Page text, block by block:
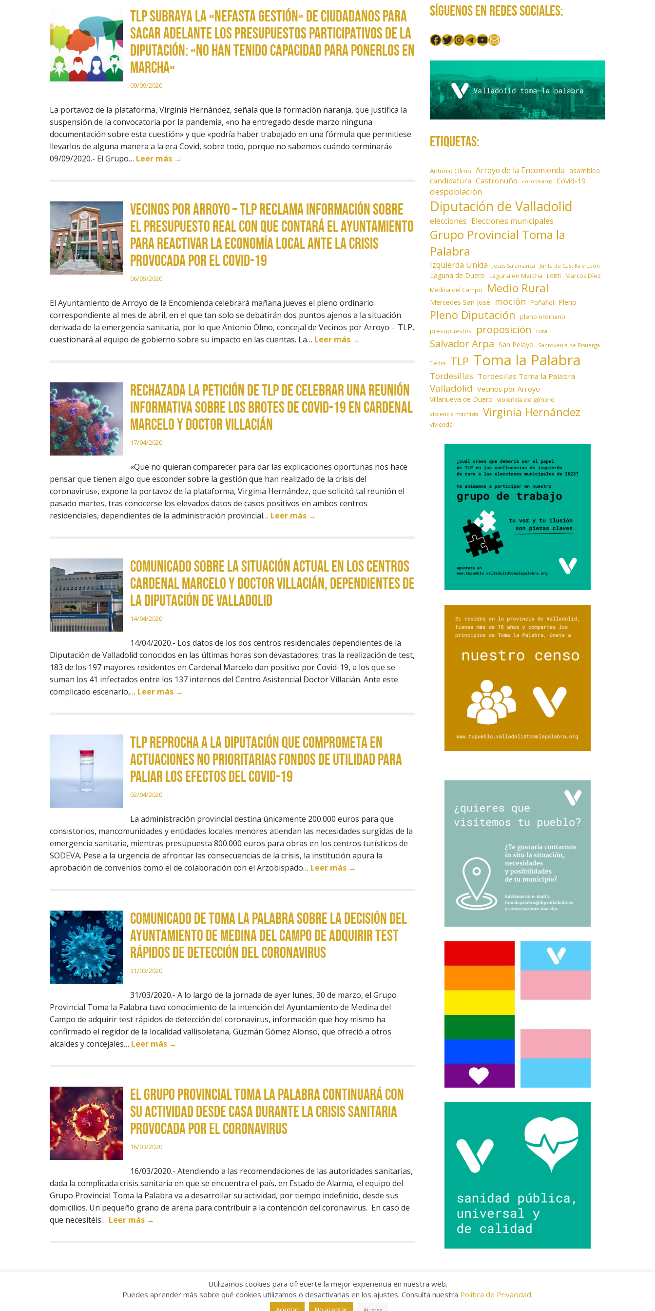
TLP subraya la «nefasta gestión» de Ciudadanos para
sacar adelante los presupuestos participativos de la
Diputación: «No han tenido capacidad para ponerlos en
marcha»
09/09/2020
La portavoz de la plataforma, Virginia Hernández, señala que la formación naranja, que justifica la
suspensión de la convocatoria por la pandemia, «no ha entregado desde marzo ninguna
documentación sobre esta cuestión» y que «podría haber trabajado en una fórmula que permitiese
llevarlos de alguna manera a la era Covid, sobre todo, porque no sabemos cuándo terminará»
09/09/2020.- El Grupo… Leer más →
Vecinos por Arroyo – TLP reclama información sobre
el presupuesto real con que contará el ayuntamiento
para reactivar la economía local ante la crisis
provocada por el Covid-19
06/05/2020
El Ayuntamiento de Arroyo de la Encomienda celebrará mañana jueves el pleno ordinario
correspondiente al mes de abril, en el que tan solo se debatirán dos puntos ajenos a la situación
derivada de la emergencia sanitaria, por lo que Antonio Olmo, concejal de Vecinos por Arroyo – TLP,
cuestionará al equipo de gobierno sobre su impacto en las cuentas. La… Leer más →
Rechazada la petición de TLP de celebrar una reunión
informativa sobre los brotes de Covid-19 en Cardenal
Marcelo y Doctor Villacián
17/04/2020
«Que no quieran comparecer para dar las explicaciones oportunas nos hace
pensar que tienen algo que esconder sobre la gestión que han realizado de la crisis del
coronavirus», expone la portavoz de la plataforma, Virginia Hernández, que solicitó tal reunión el
pasado martes, tras conocerse los elevados datos de casos positivos en ambos centros
residenciales, dependientes de la administración provincial… Leer más →
Comunicado sobre la situación actual en los centros
Cardenal Marcelo y Doctor Villacián, dependientes de
la Diputación de Valladolid
14/04/2020
14/04/2020.- Los datos de los dos centros residenciales dependientes de la
Diputación de Valladolid conocidos en las últimas horas son devastadores: tras la realización de test,
183 de los 197 mayores residentes en Cardenal Marcelo dan positivo por Covid-19, a los que se
suman los 41 infectados entre los 137 internos del Centro Asistencial Doctor Villacián. Ante este
complicado escenario,… Leer más →
TLP reprocha a la Diputación que comprometa en
actuaciones no prioritarias fondos de utilidad para
paliar los efectos del Covid-19
02/04/2020
La administración provincial destina únicamente 200.000 euros para que
consistorios, mancomunidades y entidades locales menores atiendan las necesidades surgidas de la
emergencia sanitaria, mientras presupuesta 800.000 euros para obras en los centros turísticos de
SODEVA. Pese a la urgencia de afrontar las consecuencias de la crisis, la institución apura la
aprobación de convenios como el de colaboración con el Arzobispado… Leer más →
Comunicado de Toma la Palabra sobre la decisión del
Ayuntamiento de Medina del Campo de adquirir test
rápidos de detección del coronavirus
31/03/2020
31/03/2020.- A lo largo de la jornada de ayer lunes, 30 de marzo, el Grupo
Provincial Toma la Palabra tuvo conocimiento de la intención del Ayuntamiento de Medina del
Campo de adquirir test rápidos de detección del coronavirus, información que hoy mismo ha
confirmado el regidor de la localidad vallisoletana, Guzmán Gómez Alonso, que ofreció a otros
alcaldes y concejales… Leer más →
El Grupo Provincial Toma la Palabra continuará con
su actividad desde casa durante la crisis sanitaria
provocada por el coronavirus
16/03/2020
16/03/2020.- Atendiendo a las recomendaciones de las autoridades sanitarias,
dada la complicada crisis sanitaria en que se encuentra el país, en Estado de Alarma, el equipo del
Grupo Provincial Toma la Palabra va a desarrollar su actividad, por tiempo indefinido, desde sus
domicilios. Un pequeño grano de arena para contribuir a la contención del coronavirus. En caso de
que necesitéis… Leer más →
Síguenos en redes sociales:
Facebook
Twitter
Instagram
Telegram
YouTube
Mail
Etiquetas:
Antonio Olmo Arroyo de la Encomienda asamblea
candidatura Castronuño coronavirus Covid-19
despoblación
Diputación de Valladolid
elecciones Elecciones municipales
Grupo Provincial Toma la
Palabra
Izquierda Unida Jesús Salamanca Junta de Castilla y León
Laguna de Duero Laguna en Marcha LGBTI Marcos Díez
Medina del Campo Medio Rural
Mercedes San José moción Peñafiel Pleno
Pleno Diputación pleno ordinario
presupuestos proposición rural
Salvador Arpa San Pelayo Santovenia de Pisuerga
Tiedra TLP Toma la Palabra
Tordesillas Tordesillas Toma la Palabra
Valladolid Vecinos por Arroyo
Villanueva de Duero violencia de género
violencia machista Virginia Hernández
vivienda
Aviso legal/Política de Privacidad /
Utilizamos cookies para ofrecerte la mejor experiencia en nuestra web.
Puedes aprender más sobre qué cookies utilizamos o desactivarlas en los ajustes. Consulta nuestra Política de Privacidad.